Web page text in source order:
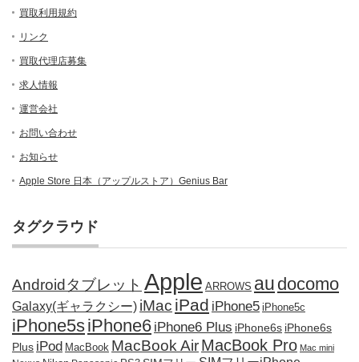
買取利用規約
リンク
買取代理店募集
求人情報
運営会社
お問い合わせ
お知らせ
Apple Store 日本（アップルストア）Genius Bar
タグクラウド
Androidタブレット Apple ARROWS au docomo
Galaxy(ギャラクシー) iMac iPad iPhone5 iPhone5c
iPhone5siPhone6 iPhone6 Plus iPhone6s iPhone6s
Plus iPod MacBook MacBook AirMacBook Pro Mac mini